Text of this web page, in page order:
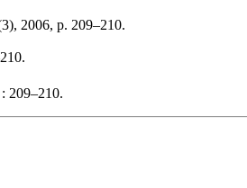
2006, p. 209–210.
209–210.